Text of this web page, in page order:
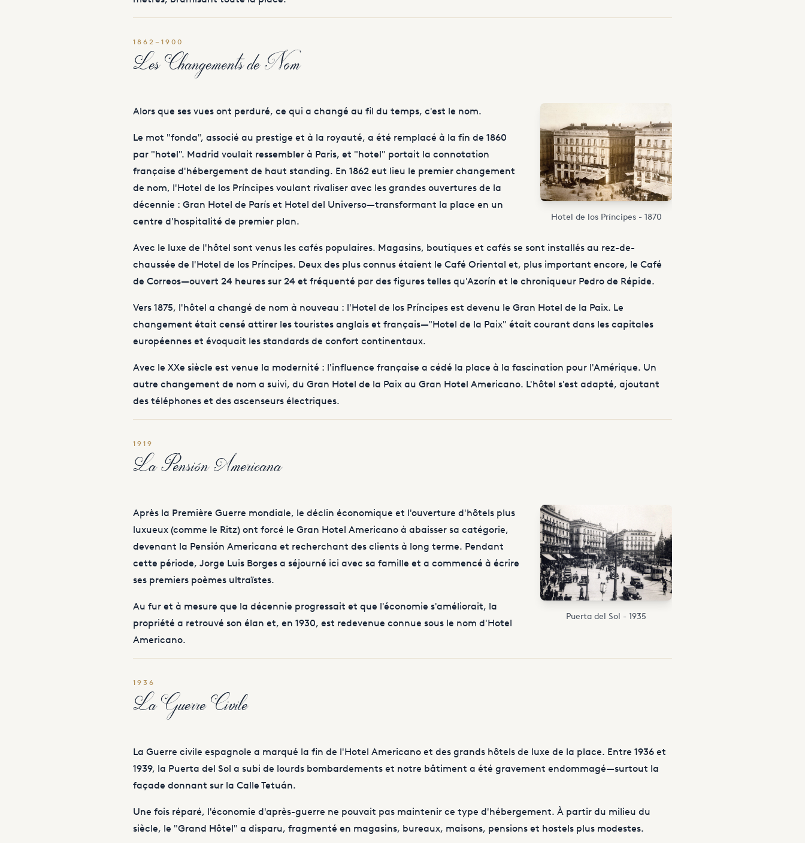
1862–1900
Les Changements de Nom
Hotel de los Príncipes - 1870
Alors que ses vues ont perduré, ce qui a changé au fil du temps, c'est le nom.
Le mot "fonda", associé au prestige et à la royauté, a été remplacé à la fin de 1860
par "hotel". Madrid voulait ressembler à Paris, et "hotel" portait la connotation
française d'hébergement de haut standing. En 1862 eut lieu le premier changement
de nom, l'Hotel de los Príncipes voulant rivaliser avec les grandes ouvertures de la
décennie : Gran Hotel de París et Hotel del Universo—transformant la place en un
centre d'hospitalité de premier plan.
Avec le luxe de l'hôtel sont venus les cafés populaires. Magasins, boutiques et cafés se sont installés au rez-de-
chaussée de l'Hotel de los Príncipes. Deux des plus connus étaient le Café Oriental et, plus important encore, le Café
de Correos—ouvert 24 heures sur 24 et fréquenté par des figures telles qu'Azorín et le chroniqueur Pedro de Répide.
Vers 1875, l'hôtel a changé de nom à nouveau : l'Hotel de los Príncipes est devenu le Gran Hotel de la Paix. Le
changement était censé attirer les touristes anglais et français—"Hotel de la Paix" était courant dans les capitales
européennes et évoquait les standards de confort continentaux.
Avec le XXe siècle est venue la modernité : l'influence française a cédé la place à la fascination pour l'Amérique. Un
autre changement de nom a suivi, du Gran Hotel de la Paix au Gran Hotel Americano. L'hôtel s'est adapté, ajoutant
des téléphones et des ascenseurs électriques.
1919
La Pensión Americana
Puerta del Sol - 1935
Après la Première Guerre mondiale, le déclin économique et l'ouverture d'hôtels plus
luxueux (comme le Ritz) ont forcé le Gran Hotel Americano à abaisser sa catégorie,
devenant la Pensión Americana et recherchant des clients à long terme. Pendant
cette période, Jorge Luis Borges a séjourné ici avec sa famille et a commencé à écrire
ses premiers poèmes ultraïstes.
Au fur et à mesure que la décennie progressait et que l'économie s'améliorait, la
propriété a retrouvé son élan et, en 1930, est redevenue connue sous le nom d'Hotel
Americano.
1936
La Guerre Civile
La Guerre civile espagnole a marqué la fin de l'Hotel Americano et des grands hôtels de luxe de la place. Entre 1936 et
1939, la Puerta del Sol a subi de lourds bombardements et notre bâtiment a été gravement endommagé—surtout la
façade donnant sur la Calle Tetuán.
Une fois réparé, l'économie d'après-guerre ne pouvait pas maintenir ce type d'hébergement. À partir du milieu du
siècle, le "Grand Hôtel" a disparu, fragmenté en magasins, bureaux, maisons, pensions et hostels plus modestes.